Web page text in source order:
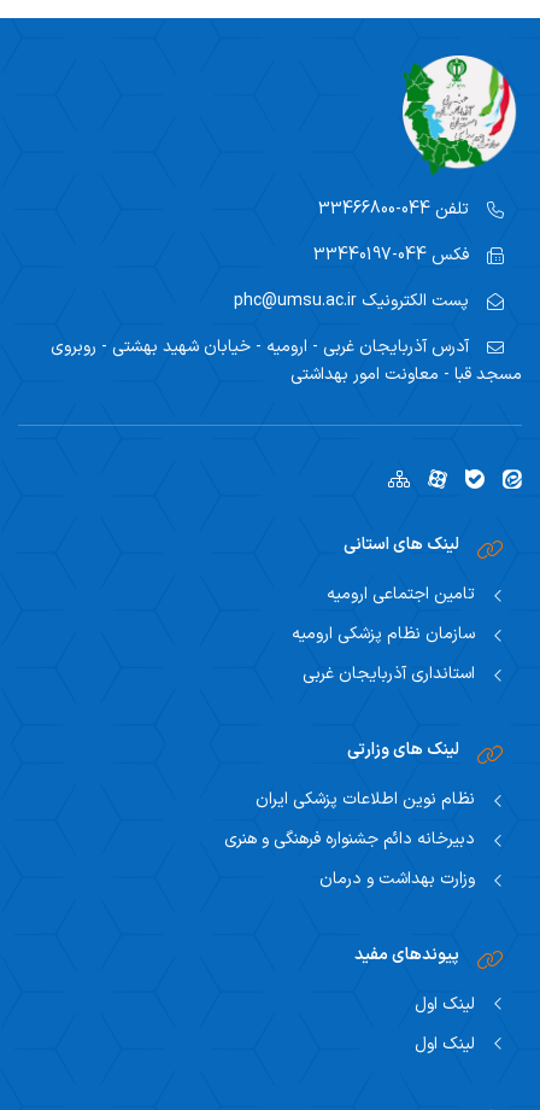
تلفن
فکس
پست الکترونیک
آدرس آذربایجان غربی - ارومیه - خیابان شهید بهشتی - روبروی
مسجد قبا - معاونت امور بهداشتی
لینک های استانی
تامین اجتماعی ارومیه
سازمان نظام پزشکی ارومیه
استانداری آذربایجان غربی
لینک های وزارتی
نظام نوین اطلاعات پزشکی ایران
دبیرخانه دائم جشنواره فرهنگی و هنری
وزارت بهداشت و درمان
پیوندهای مفید
لینک اول
لینک اول